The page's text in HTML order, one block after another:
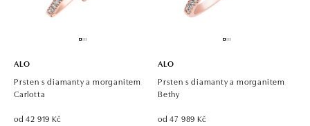
ALO
Prsten s diamanty a morganitem
Carlotta
od 42 919 Kč
ALO
Prsten s diamanty a morganitem
Bethy
od 47 989 Kč